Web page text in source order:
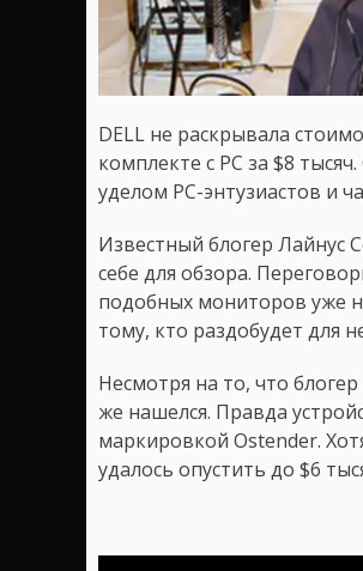
DELL не раскрывала
комплекте с PC за $8
уделом PC-энтузиастов и
Известный блогер Лайнус
себе для обзора.
подобных мониторов уже
тому, кто раздобудет для
Несмотря на то, что
же нашелся. Правда
маркировкой Ostender.
удалось опустить до $6